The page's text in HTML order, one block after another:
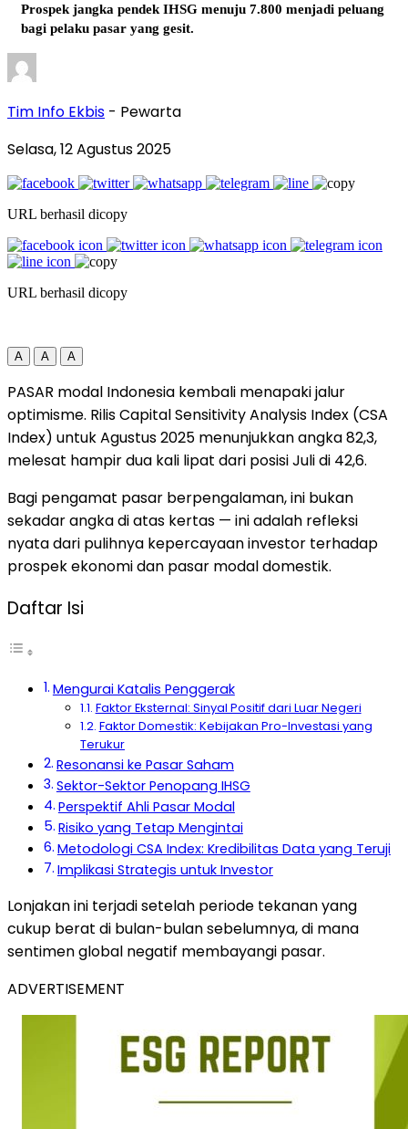
Prospek jangka pendek IHSG menuju 7.800 menjadi peluang
bagi pelaku pasar yang gesit.
Tim Info Ekbis - Pewarta
Selasa, 12 Agustus 2025
URL berhasil dicopy
URL berhasil dicopy
A A A
PASAR modal Indonesia kembali menapaki jalur
optimisme. Rilis Capital Sensitivity Analysis Index (CSA
Index) untuk Agustus 2025 menunjukkan angka 82,3,
melesat hampir dua kali lipat dari posisi Juli di 42,6.
Bagi pengamat pasar berpengalaman, ini bukan
sekadar angka di atas kertas — ini adalah refleksi
nyata dari pulihnya kepercayaan investor terhadap
prospek ekonomi dan pasar modal domestik.
Daftar Isi
Mengurai Katalis Penggerak
Faktor Eksternal: Sinyal Positif dari Luar Negeri
Faktor Domestik: Kebijakan Pro-Investasi yang
Terukur
Resonansi ke Pasar Saham
Sektor-Sektor Penopang IHSG
Perspektif Ahli Pasar Modal
Risiko yang Tetap Mengintai
Metodologi CSA Index: Kredibilitas Data yang Teruji
Implikasi Strategis untuk Investor
Lonjakan ini terjadi setelah periode tekanan yang
cukup berat di bulan-bulan sebelumnya, di mana
sentimen global negatif membayangi pasar.
ADVERTISEMENT